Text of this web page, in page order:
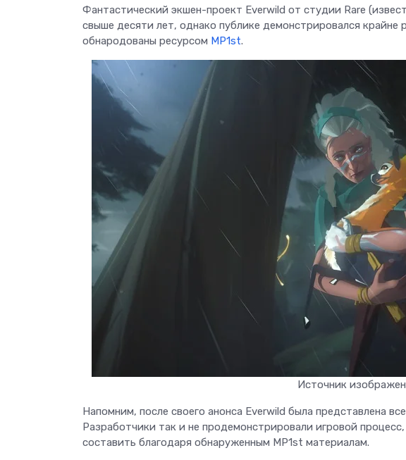
Фантастический экшен-проект Everwild от студии Rare
свыше десяти лет, однако публике демонстрировался
обнародованы ресурсом MP1st.
Источник
Напомним, после своего анонса Everwild была представлена
Разработчики так и не продемонстрировали игровой
составить благодаря обнаруженным MP1st материалам.